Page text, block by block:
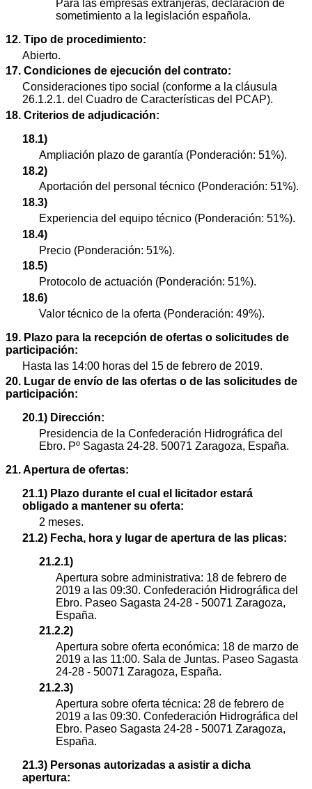
Para las empresas extranjeras, declaración de
sometimiento a la legislación española.
12. Tipo de procedimiento:
Abierto.
17. Condiciones de ejecución del contrato:
Consideraciones tipo social (conforme a la cláusula
26.1.2.1. del Cuadro de Características del PCAP).
18. Criterios de adjudicación:
18.1)
Ampliación plazo de garantía (Ponderación: 51%).
18.2)
Aportación del personal técnico (Ponderación: 51%).
18.3)
Experiencia del equipo técnico (Ponderación: 51%).
18.4)
Precio (Ponderación: 51%).
18.5)
Protocolo de actuación (Ponderación: 51%).
18.6)
Valor técnico de la oferta (Ponderación: 49%).
19. Plazo para la recepción de ofertas o solicitudes de
participación:
Hasta las 14:00 horas del 15 de febrero de 2019.
20. Lugar de envío de las ofertas o de las solicitudes de
participación:
20.1) Dirección:
Presidencia de la Confederación Hidrográfica del
Ebro. Pº Sagasta 24-28. 50071 Zaragoza, España.
21. Apertura de ofertas:
21.1) Plazo durante el cual el licitador estará
obligado a mantener su oferta:
2 meses.
21.2) Fecha, hora y lugar de apertura de las plicas:
21.2.1)
Apertura sobre administrativa: 18 de febrero de
2019 a las 09:30. Confederación Hidrográfica del
Ebro. Paseo Sagasta 24-28 - 50071 Zaragoza,
España.
21.2.2)
Apertura sobre oferta económica: 18 de marzo de
2019 a las 11:00. Sala de Juntas. Paseo Sagasta
24-28 - 50071 Zaragoza, España.
21.2.3)
Apertura sobre oferta técnica: 28 de febrero de
2019 a las 09:30. Confederación Hidrográfica del
Ebro. Paseo Sagasta 24-28 - 50071 Zaragoza,
España.
21.3) Personas autorizadas a asistir a dicha
apertura: